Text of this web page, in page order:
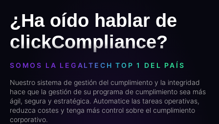
¿Ha oído hablar de
clickCompliance?
SOMOS LA LEGALTECH TOP 1 DEL PAÍS
Nuestro sistema de gestión del cumplimiento y la integridad
hace que la gestión de su programa de cumplimiento sea más
ágil, segura y estratégica. Automatice las tareas operativas,
reduzca costes y tenga más control sobre el cumplimiento
corporativo.